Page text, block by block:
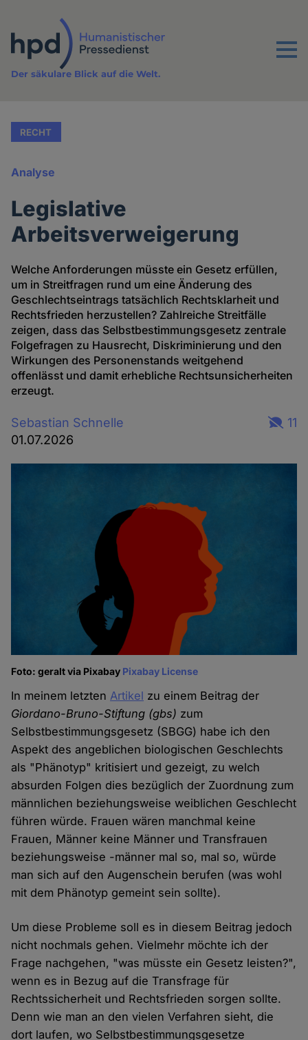
Inhalt
Menu
Der säkulare Blick auf die Welt.
RECHT
Analyse
Legislative
Arbeitsverweigerung
Welche Anforderungen müsste ein Gesetz erfüllen,
um in Streitfragen rund um eine Änderung des
Geschlechtseintrags tatsächlich Rechtsklarheit und
Rechtsfrieden herzustellen? Zahlreiche Streitfälle
zeigen, dass das Selbstbestimmungsgesetz zentrale
Folgefragen zu Hausrecht, Diskriminierung und den
Wirkungen des Personenstands weitgehend
offenlässt und damit erhebliche Rechtsunsicherheiten
erzeugt.
Sebastian Schnelle
01.07.2026
11
Foto: geralt via Pixabay Pixabay License
In meinem letzten Artikel zu einem Beitrag der
Giordano-Bruno-Stiftung (gbs) zum
Selbstbestimmungsgesetz (SBGG) habe ich den
Aspekt des angeblichen biologischen Geschlechts
als "Phänotyp" kritisiert und gezeigt, zu welch
absurden Folgen dies bezüglich der Zuordnung zum
männlichen beziehungsweise weiblichen Geschlecht
führen würde. Frauen wären manchmal keine
Frauen, Männer keine Männer und Transfrauen
beziehungsweise -männer mal so, mal so, würde
man sich auf den Augenschein berufen (was wohl
mit dem Phänotyp gemeint sein sollte).
Um diese Probleme soll es in diesem Beitrag jedoch
nicht nochmals gehen. Vielmehr möchte ich der
Frage nachgehen, "was müsste ein Gesetz leisten?",
wenn es in Bezug auf die Transfrage für
Rechtssicherheit und Rechtsfrieden sorgen sollte.
Denn wie man an den vielen Verfahren sieht, die
dort laufen, wo Selbstbestimmungsgesetze